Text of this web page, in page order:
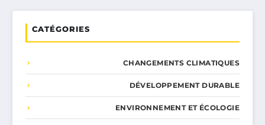
CATÉGORIES
CHANGEMENTS CLIMATIQUES
DÉVELOPPEMENT DURABLE
ENVIRONNEMENT ET ÉCOLOGIE